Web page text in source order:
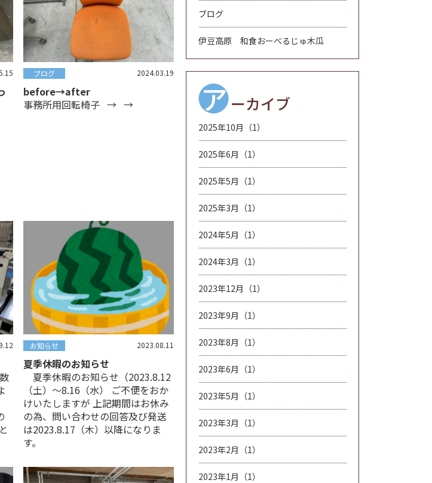
ブログ 2024.03.19
before→after
事務所用回転椅子 → →
お知らせ 2023.08.11
夏季休暇のお知らせ
夏季休暇のお知らせ（2023.8.12
（土）～8.16（水） ご不便をおか
けいたしますが 上記期間はお休み
の為、問い合わせの回答及び発送
は2023.8.17（木）以降になりま
す。
ブログ
伊豆高原 和食おーべるじゅ木瓜
アーカイブ
2025年10月（1）
2025年6月（1）
2025年5月（1）
2025年3月（1）
2024年5月（1）
2024年3月（1）
2023年12月（1）
2023年9月（1）
2023年8月（1）
2023年6月（1）
2023年5月（1）
2023年3月（1）
2023年2月（1）
2023年1月（1）